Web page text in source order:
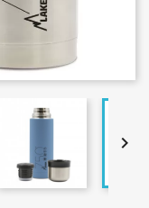
